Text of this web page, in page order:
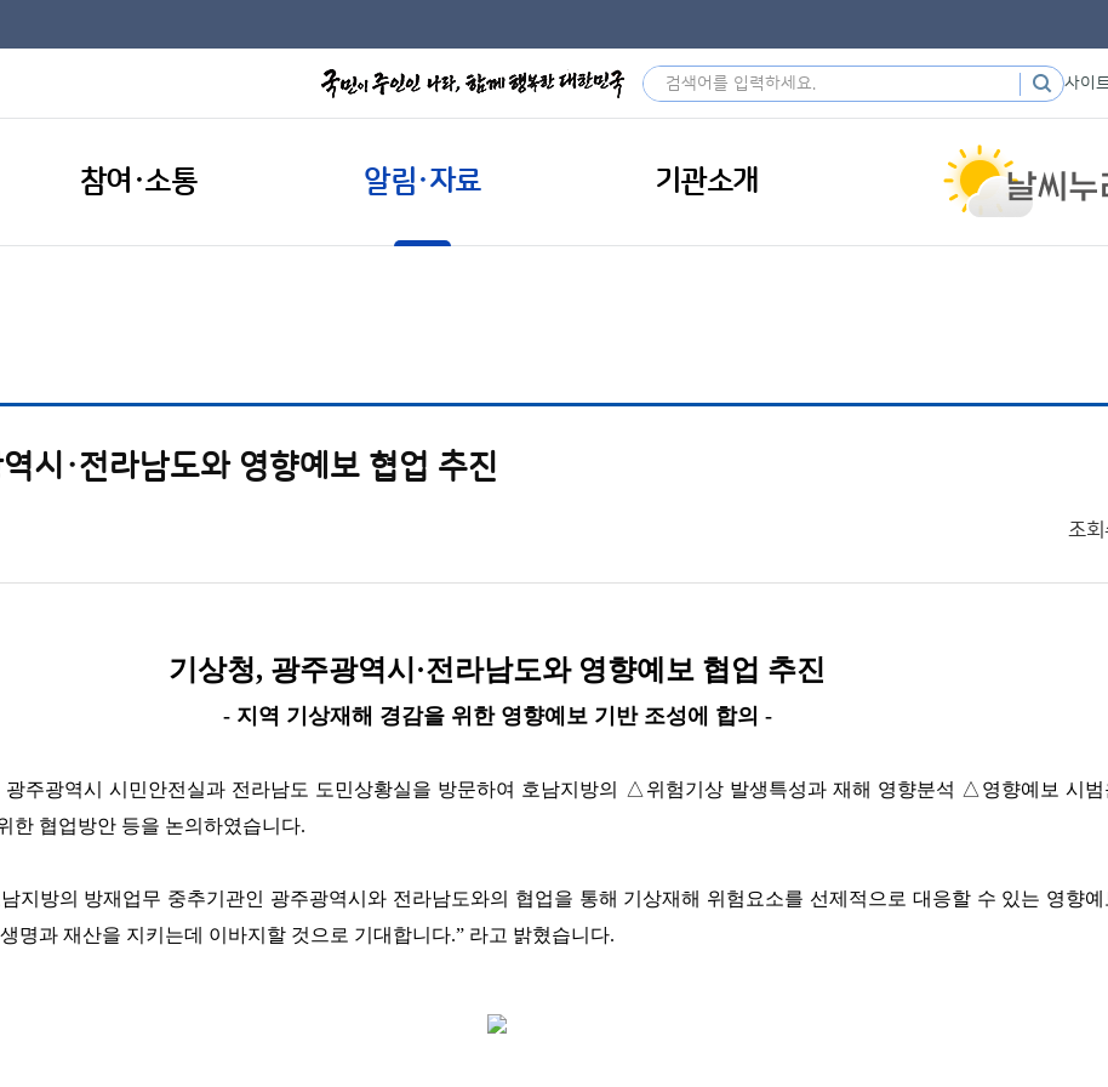
사이
참여·소통 알림·자료 기관소개
시·전라남도와 영향예보 협업 추진
조회
기상청, 광주광역시·전라남도와 영향예보 협업 추진
- 지역 기상재해 경감을 위한 영향예보 기반 조성에 합의 -
광주광역시 시민안전실과 전라남도 도민상황실을 방문하여 호남지방의 △위험기상 발생특성과 재해 영향분석 △영향예보 시
한 협업방안 등을 논의하였습니다.
지방의 방재업무 중추기관인 광주광역시와 전라남도와의 협업을 통해 기상재해 위험요소를 선제적으로 대응할 수 있는 영향
명과 재산을 지키는데 이바지할 것으로 기대합니다.” 라고 밝혔습니다.